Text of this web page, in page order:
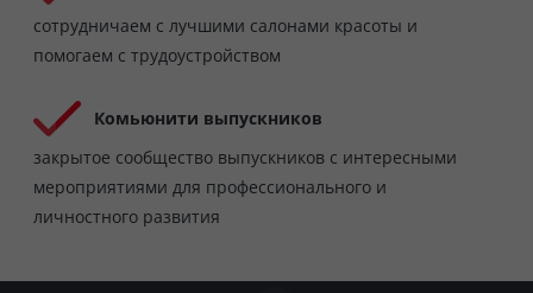
сотрудничаем с лучшими салонами красоты и
помогаем с трудоустройством
Комьюнити выпускников
закрытое сообщество выпускников с интересными
мероприятиями для профессионального и
личностного развития